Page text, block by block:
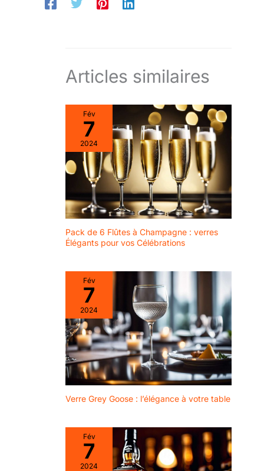
Articles similaires
Fév
7
2024
Pack de 6 Flûtes à Champagne : verres
Élégants pour vos Célébrations
Fév
7
2024
Verre Grey Goose : l’élégance à votre table
Fév
7
2024